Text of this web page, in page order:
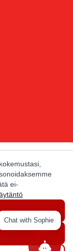
CANADA
USA
ei-
Chat with Sophie